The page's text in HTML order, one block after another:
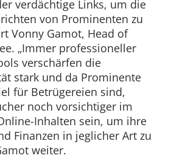
verdächtige Links, um die
von Prominenten zu
Vonny Gamot, Head of
„Immer professioneller
verschärfen die
stark und da Prominente
für Betrügereien sind,
noch vorsichtiger im
Inhalten sein, um ihre
Finanzen in jeglicher Art zu
weiter.